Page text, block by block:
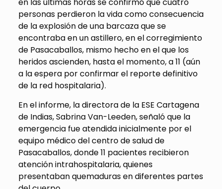
en las últimas horas se confirmó que cuatro
personas perdieron la vida como consecuencia
de la explosión de una barcaza que se
encontraba en un astillero, en el corregimiento
de Pasacaballos, mismo hecho en el que los
heridos ascienden, hasta el momento, a 11 (aún
a la espera por confirmar el reporte definitivo
de la red hospitalaria).
En el informe, la directora de la ESE Cartagena
de Indias, Sabrina Van-Leeden, señaló que la
emergencia fue atendida inicialmente por el
equipo médico del centro de salud de
Pasacaballos, donde 11 pacientes recibieron
atención intrahospitalaria, quienes
presentaban quemaduras en diferentes partes